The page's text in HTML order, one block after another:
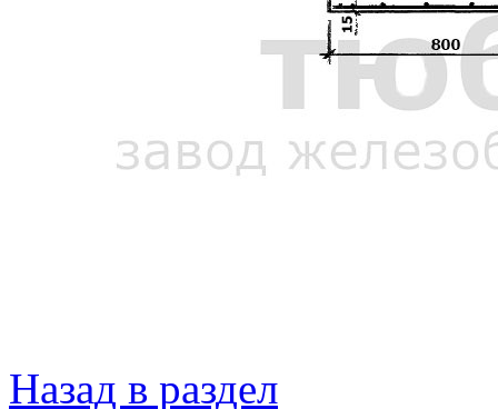
Назад в раздел